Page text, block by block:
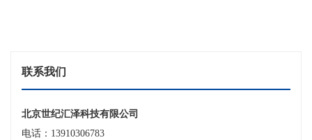
联系我们
北京世纪汇泽科技有限公司
电话：13910306783